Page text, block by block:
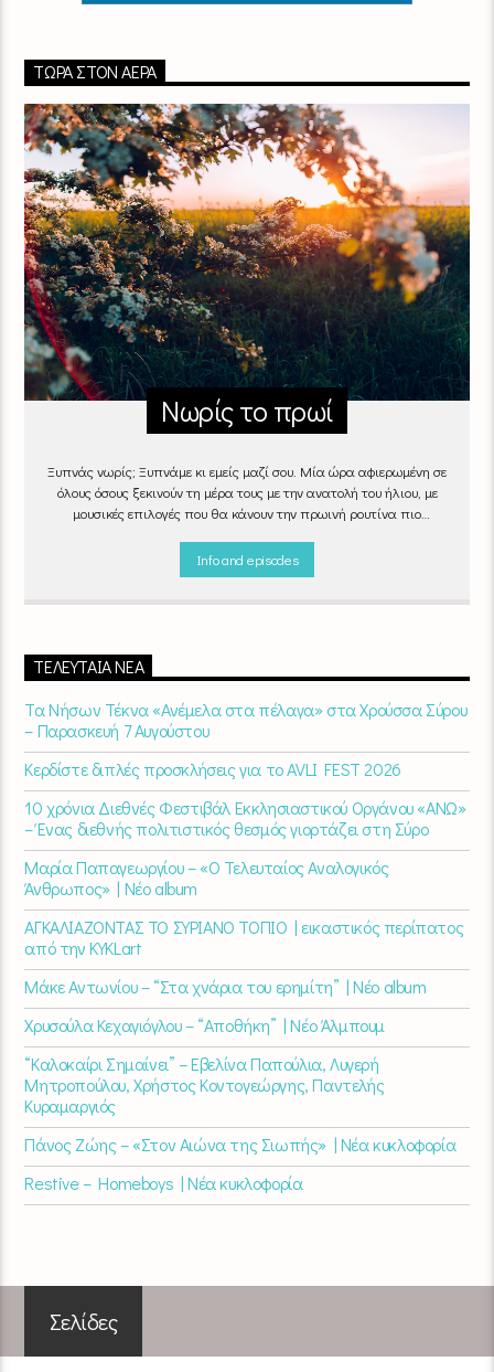
ΤΏΡΑ ΣΤΟΝ ΑΈΡΑ
Νωρίς το πρωί
Ξυπνάς νωρίς; Ξυπνάμε κι εμείς μαζί σου. Μία ώρα αφιερωμένη σε
όλους όσους ξεκινούν τη μέρα τους με την ανατολή του ήλιου, με
μουσικές επιλογές που θα κάνουν την πρωινή ρουτίνα πιο
06:00 - 07:00 στον Empneusi 107 FM
Info and episodes
ΤΕΛΕΥΤΑΊΑ ΝΈΑ
Τα Νήσων Τέκνα «Ανέμελα στα πέλαγα» στα Χρούσσα Σύρου
– Παρασκευή 7 Αυγούστου
Κερδίστε διπλές προσκλήσεις για το AVLI FEST 2026
10 χρόνια Διεθνές Φεστιβάλ Εκκλησιαστικού Οργάνου «ΑΝΩ»
– Ένας διεθνής πολιτιστικός θεσμός γιορτάζει στη Σύρο​
Μαρία Παπαγεωργίου – «Ο Τελευταίος Αναλογικός
Άνθρωπος» | Νέο album
ΑΓΚΑΛΙΑΖΟΝΤΑΣ ΤΟ ΣΥΡΙΑΝΟ ΤΟΠΙΟ | εικαστικός περίπατος
από την KYKLart
Μάκε Αντωνίου – “Στα χνάρια του ερημίτη” | Νέο album
Χρυσούλα Κεχαγιόγλου – “Αποθήκη” | Νέο Άλμπουμ
“Καλοκαίρι Σημαίνει” – Εβελίνα Παπούλια, Λυγερή
Μητροπούλου, Χρήστος Κοντογεώργης, Παντελής
Κυραμαργιός
Πάνος Ζώης – «Στον Αιώνα της Σιωπής» | Νέα κυκλοφορία
Restive – Homeboys | Νέα κυκλοφορία
Σελίδες